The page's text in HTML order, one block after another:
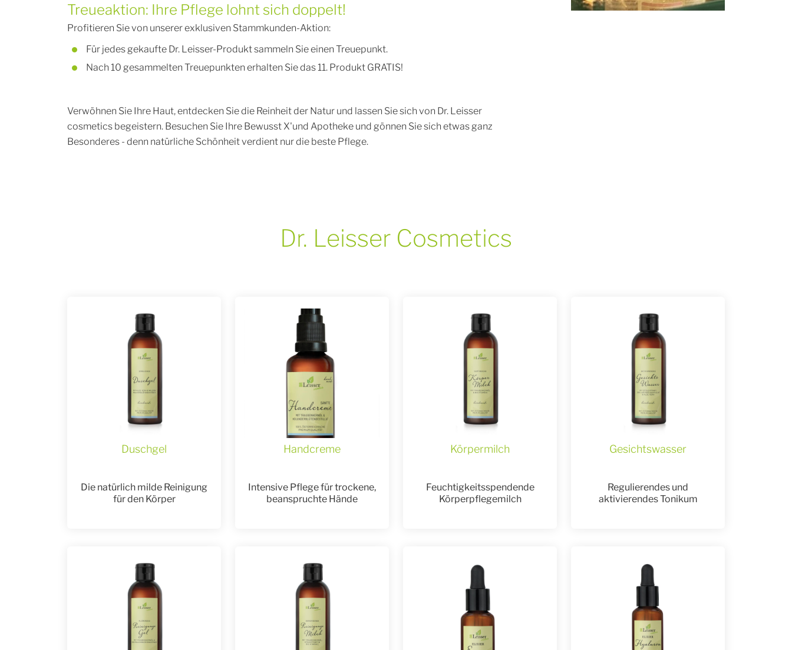
Treueaktion: Ihre Pflege lohnt sich doppelt!
Profitieren Sie von unserer exklusiven Stammkunden-Aktion:
Für jedes gekaufte Dr. Leisser-Produkt sammeln Sie einen Treuepunkt.
Nach 10 gesammelten Treuepunkten erhalten Sie das 11. Produkt GRATIS!
Verwöhnen Sie Ihre Haut, entdecken Sie die Reinheit der Natur und lassen Sie sich von Dr. Leisser
cosmetics begeistern. Besuchen Sie Ihre Bewusst X'und Apotheke und gönnen Sie sich etwas ganz
Besonderes - denn natürliche Schönheit verdient nur die beste Pflege.
Dr. Leisser Cosmetics
Duschgel
Die natürlich milde Reinigung
für den Körper
Handcreme
Intensive Pflege für trockene,
beanspruchte Hände
Körpermilch
Feuchtigkeitsspendende
Körperpflegemilch
Gesichtswasser
Regulierendes und
aktivierendes Tonikum